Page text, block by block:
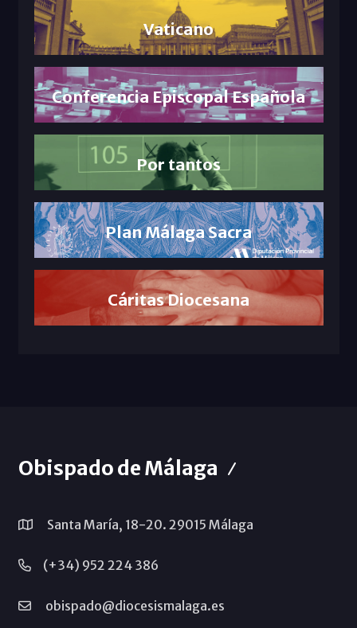
Vaticano
Conferencia Episcopal Española
Por tantos
Plan Málaga Sacra
Cáritas Diocesana
Obispado de Málaga
Santa María, 18-20. 29015 Málaga
(+34) 952 224 386
obispado@diocesismalaga.es